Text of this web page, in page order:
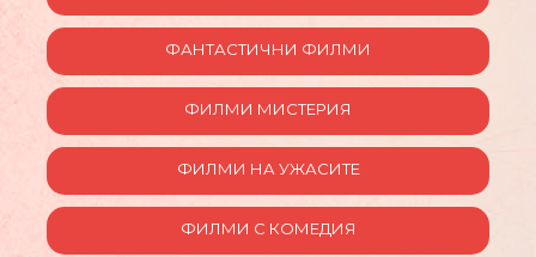
ФАНТАСТИЧНИ ФИЛМИ
ФИЛМИ МИСТЕРИЯ
ФИЛМИ НА УЖАСИТЕ
ФИЛМИ С КОМЕДИЯ